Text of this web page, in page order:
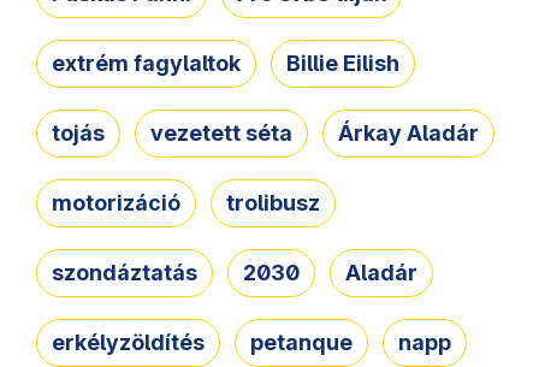
extrém fagylaltok Billie Eilish
tojás vezetett séta Árkay Aladár
motorizáció trolibusz
szondáztatás 2030 Aladár
erkélyzöldítés petanque napp